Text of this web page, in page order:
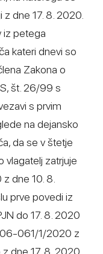
dne 17. 8. 2020.
iz petega
kateri dnevi so
Zakona o
št. 26/99 s
s prvim
na dejansko
da se v štetje
vlagatelj zatrjuje
dne 10. 8.
prve povedi iz
do 17. 8. 2020
06-061/1/2020 z
dne 17. 8. 2020